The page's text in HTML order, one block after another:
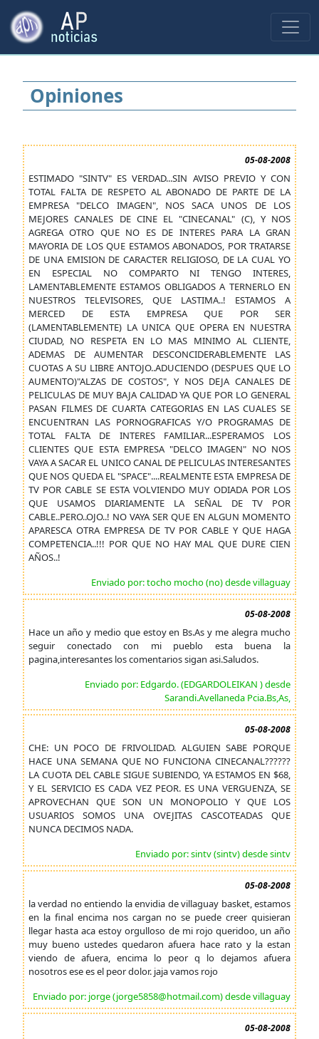
Opiniones
05-08-2008
ESTIMADO "SINTV" ES VERDAD...SIN AVISO PREVIO Y CON
TOTAL FALTA DE RESPETO AL ABONADO DE PARTE DE LA
EMPRESA "DELCO IMAGEN", NOS SACA UNOS DE LOS
MEJORES CANALES DE CINE EL "CINECANAL" (C), Y NOS
AGREGA OTRO QUE NO ES DE INTERES PARA LA GRAN
MAYORIA DE LOS QUE ESTAMOS ABONADOS, POR TRATARSE
DE UNA EMISION DE CARACTER RELIGIOSO, DE LA CUAL YO
EN ESPECIAL NO COMPARTO NI TENGO INTERES,
LAMENTABLEMENTE ESTAMOS OBLIGADOS A TERNERLO EN
NUESTROS TELEVISORES, QUE LASTIMA..! ESTAMOS A
MERCED DE ESTA EMPRESA QUE POR SER
(LAMENTABLEMENTE) LA UNICA QUE OPERA EN NUESTRA
CIUDAD, NO RESPETA EN LO MAS MINIMO AL CLIENTE,
ADEMAS DE AUMENTAR DESCONCIDERABLEMENTE LAS
CUOTAS A SU LIBRE ANTOJO..ADUCIENDO (DESPUES QUE LO
AUMENTO)"ALZAS DE COSTOS", Y NOS DEJA CANALES DE
PELICULAS DE MUY BAJA CALIDAD YA QUE POR LO GENERAL
PASAN FILMES DE CUARTA CATEGORIAS EN LAS CUALES SE
ENCUENTRAN LAS PORNOGRAFICAS Y/O PROGRAMAS DE
TOTAL FALTA DE INTERES FAMILIAR...ESPERAMOS LOS
CLIENTES QUE ESTA EMPRESA "DELCO IMAGEN" NO NOS
VAYA A SACAR EL UNICO CANAL DE PELICULAS INTERESANTES
QUE NOS QUEDA EL "SPACE"....REALMENTE ESTA EMPRESA DE
TV POR CABLE SE ESTA VOLVIENDO MUY ODIADA POR LOS
QUE USAMOS DIARIAMENTE LA SEÑAL DE TV POR
CABLE..PERO..OJO..! NO VAYA SER QUE EN ALGUN MOMENTO
APARESCA OTRA EMPRESA DE TV POR CABLE Y QUE HAGA
COMPETENCIA..!!! POR QUE NO HAY MAL QUE DURE CIEN
AÑOS..!
Enviado por: tocho mocho (no) desde villaguay
05-08-2008
Hace un año y medio que estoy en Bs.As y me alegra mucho
seguir conectado con mi pueblo esta buena la
pagina,interesantes los comentarios sigan asi.Saludos.
Enviado por: Edgardo. (EDGARDOLEIKAN ) desde
Sarandi.Avellaneda Pcia.Bs,As,
05-08-2008
CHE: UN POCO DE FRIVOLIDAD. ALGUIEN SABE PORQUE
HACE UNA SEMANA QUE NO FUNCIONA CINECANAL??????
LA CUOTA DEL CABLE SIGUE SUBIENDO, YA ESTAMOS EN $68,
Y EL SERVICIO ES CADA VEZ PEOR. ES UNA VERGUENZA, SE
APROVECHAN QUE SON UN MONOPOLIO Y QUE LOS
USUARIOS SOMOS UNA OVEJITAS CASCOTEADAS QUE
NUNCA DECIMOS NADA.
Enviado por: sintv (sintv) desde sintv
05-08-2008
la verdad no entiendo la envidia de villaguay basket, estamos
en la final encima nos cargan no se puede creer quisieran
llegar hasta aca estoy orgulloso de mi rojo queridoo, un año
muy bueno ustedes quedaron afuera hace rato y la estan
viendo de afuera, encima lo peor q lo dejamos afuera
nosotros ese es el peor dolor. jaja vamos rojo
Enviado por: jorge (jorge5858@hotmail.com) desde villaguay
05-08-2008